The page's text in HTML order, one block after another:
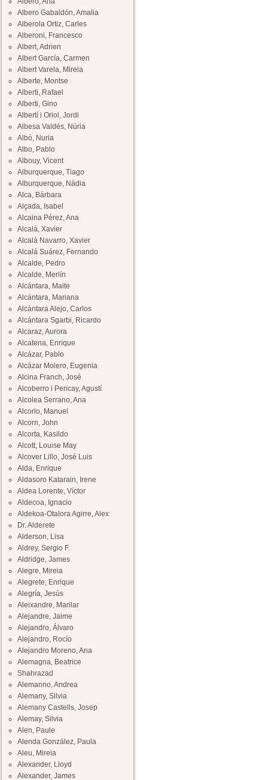
Albero Gabaldón, Amalia
Alberola Ortiz, Carles
Alberoni, Francesco
Albert, Adrien
Albert García, Carmen
Albert Varela, Mireia
Alberte, Montse
Alberti, Rafael
Alberti, Gino
Albertí i Oriol, Jordi
Albesa Valdés, Núria
Albó, Nuria
Albo, Pablo
Albouy, Vicent
Alburquerque, Tiago
Alburquerque, Nádia
Alca, Bárbara
Alçada, Isabel
Alcaina Pérez, Ana
Alcalá, Xavier
Alcalá Navarro, Xavier
Alcalá Suárez, Fernando
Alcalde, Pedro
Alcalde, Merlín
Alcántara, Maite
Alcántara, Mariana
Alcántara Alejo, Carlos
Alcántara Sgarbi, Ricardo
Alcaraz, Aurora
Alcatena, Enrique
Alcázar, Pablo
Alcázar Molero, Eugenia
Alcina Franch, José
Alcoberro i Pericay, Agustí
Alcolea Serrano, Ana
Alcorlo, Manuel
Alcorn, John
Alcorta, Kasildo
Alcott, Louise May
Alcover Lillo, José Luis
Alda, Enrique
Aldasoro Katarain, Irene
Aldea Lorente, Víctor
Aldecoa, Ignacio
Aldekoa-Otalora Agirre, Alex
Dr. Alderete
Alderson, Lisa
Aldrey, Sergio F.
Aldridge, James
Alegre, Mireia
Alegrete, Enrique
Alegría, Jesús
Aleixandre, Marilar
Alejandre, Jaime
Alejandro, Álvaro
Alejandro, Rocío
Alejandro Moreno, Ana
Alemagna, Beatrice
Shahrazad
Alemanno, Andrea
Alemany, Silvia
Alemany Castells, Josep
Alemay, Silvia
Alen, Paule
Alenda González, Paula
Aleu, Mireia
Alexander, Lloyd
Alexander, James